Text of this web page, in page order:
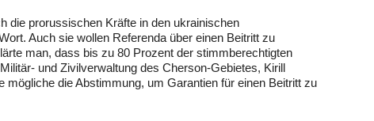
die prorussischen Kräfte in den ukrainischen
Auch sie wollen Referenda über einen Beitritt zu
man, dass bis zu 80 Prozent der stimmberechtigten
und Zivilverwaltung des Cherson-Gebietes, Kirill
die Abstimmung, um Garantien für einen Beitritt zu